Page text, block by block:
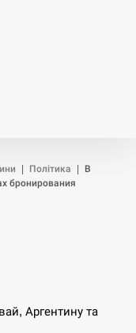
Політика
В
бронирования
Аргентину та